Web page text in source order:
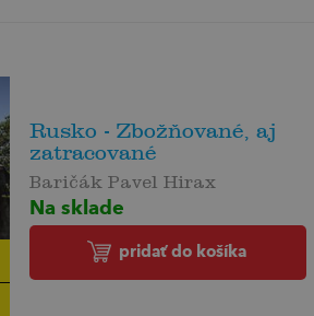
Rusko - Zbožňované, aj
zatracované
Baričák Pavel Hirax
Na sklade
pridať do košíka